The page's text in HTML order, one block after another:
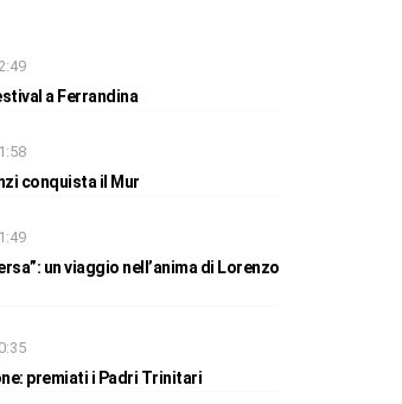
a Ferrandina
conquista il Mur
un viaggio nell’anima di Lorenzo
premiati i Padri Trinitari